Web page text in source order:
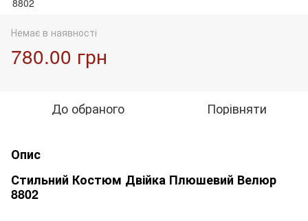
Немає в наявності
780.00 грн
До обраного Порівняти
Опис
Стильний Костюм Двійка Плюшевий Велюр
8802